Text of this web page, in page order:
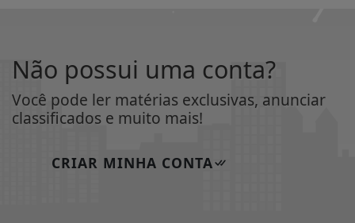
Não possui uma conta?
Você pode ler matérias exclusivas, anunciar
classificados e muito mais!
CRIAR MINHA CONTA